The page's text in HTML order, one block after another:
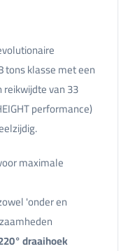
tons klasse met een
van 33
performance)
maximale
'onder en
draaihoek